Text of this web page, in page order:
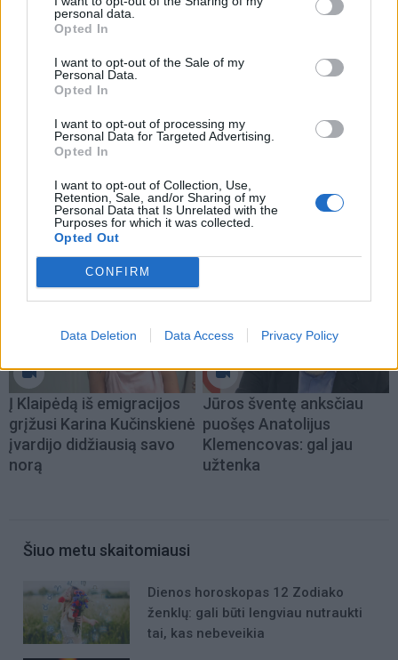
personal data.
Opted In
I want to opt-out of the Sale of my
Personal Data.
Opted In
I want to opt-out of processing my
Personal Data for Targeted Advertising.
Opted In
I want to opt-out of Collection, Use,
Retention, Sale, and/or Sharing of my
Personal Data that Is Unrelated with the
Purposes for which it was collected.
Opted Out
CONFIRM
Data Deletion Data Access Privacy Policy
uomenimis grįsta statistika padeda ne spėlioti, kodėl
jaučiamės vienaip ar kitaip, o matyti aiškesnį vaizdą ir
sako E. Tamelytė.
profesionaliems sportininkams, bet ir aktyvų
gyvenimo būdą mėgstantiems žmonėms.
Į Klaipėdą iš emigracijos
grįžusi Karina Kučinskienė
įvardijo didžiausią savo
norą
Jūros šventę anksčiau
puošęs Anatolijus
Klemencovas: gal jau
užtenka
Šiuo metu skaitomiausi
Dienos horoskopas 12 Zodiako
ženklų: gali būti lengviau nutraukti
tai, kas nebeveikia